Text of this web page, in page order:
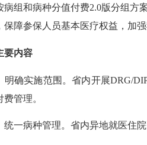
病组和病种分值付费2.0版分组方
保障参保人员基本医疗权益，加
要内容
明确实施范围。省内开展DRG/
管理。
统一病种管理。省内异地就医住